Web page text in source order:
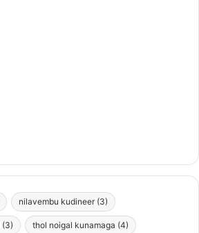
nilavembu kudineer (3)
(3) thol noigal kunamaga (4)